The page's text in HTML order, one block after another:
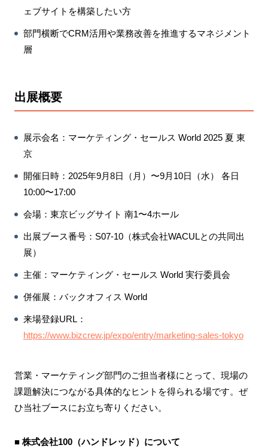
ェブサイトを構築したい方
部門横断でCRM活用や業務改善を推進するマネジメント
層
出展概要
展示会名 ：マーケティング・セールス World 2025 夏 東
京
開催日時：2025年9月8日（月）〜9月10日（水） 各日
10:00〜17:00
会場：東京ビッグサイト 南1〜4ホール
出展ブース番号：S07-10（株式会社WACULとの共同出
展）
主催：マーケティング・セールス World 実行委員会
併催展：バックオフィス World
来場登録URL：
https://www.bizcrew.jp/expo/entry/marketing-sales-tokyo
営業・マーケティング部門のご担当者様にとって、現場の
課題解決につながる具体的なヒントを得られる場です。ぜ
ひ当社ブースにお立ち寄りください。
■ 株式会社100（ハンドレッド）について